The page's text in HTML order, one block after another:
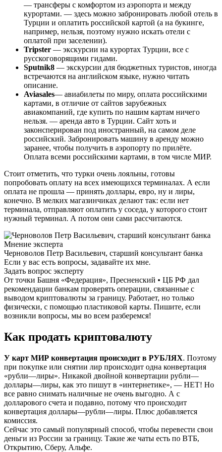
— трансферы с комфортом из аэропорта и между
курортами. — здесь можно забронировать любой отель в
Турции и оплатить российской картой (а на букинге,
например, нельзя, поэтому нужно искать отели с
оплатой при заселении).
Tripster — экскурсии на курортах Турции, все с
русскоговорящими гидами.
Sputnik8 — экскурсии для бюджетных туристов, иногда
встречаются на английском языке, нужно читать
описание.
Aviasales— авиабилеты по миру, оплата российскими
картами, в отличие от сайтов зарубежных
авиакомпаний, где купить по нашим картам ничего
нельзя. — аренда авто в Турции. Сайт хоть и
законсперирован под иностранный, на самом деле
российский. Забронировать машину в аренду можно
заранее, чтобы получить в аэропорту по прилёте.
Оплата всеми российскими картами, в том числе МИР.
Стоит отметить, что турки очень лояльны, готовы
попробовать оплату на всех имеющихся терминалах. А если
оплата не прошла — принять доллары, евро, ну и лиры,
конечно. В мелких магазинчиках делают так: если нет
терминала, отправляют оплатить у соседа, у которого стоит
нужный терминал. А потом они сами рассчитаются.
Мнение эксперта
Черноволов Петр Васильевич, старший консультант банка
Если у вас есть вопросы, задавайте их мне.
Задать вопрос эксперту
От точки Башня «Федерация», Пресненский • ЦБ РФ дал
рекомендации банкам проверять операции, связанные с
выводом криптовалюты за границу. Работает, но только
физически, с помощью пластиковой карты. Пишите, если
возникли вопросы, мы во всем разберемся!
Как продать криптовалюту
У карт МИР конвертация происходит в РУБЛЯХ. Поэтому
при покупке или снятии лир происходит одна конвертация
«рубли—лиры». Никакой двойной конвертации рубли—
доллары—лиры, как это пишут в «интернетике», — НЕТ! Но
все равно снимать наличные не очень выгодно. А с
долларового счета и подавно, потому что происходит
конвертация доллары—рубли—лиры. Плюс добавляется
комиссия.
Сейчас это самый популярный способ, чтобы перевести свои
деньги из России за границу. Такие же чаты есть по ВТБ,
Открытию, Сберу, Альфе.